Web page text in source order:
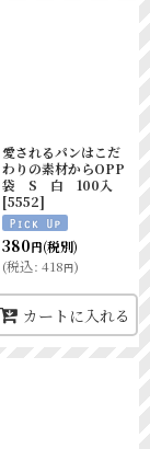
愛されるパンはこだ
わりの素材からOPP
袋 S 白 100入
[5552]
380円(税別)
(税込: 418円)
カートに入れる